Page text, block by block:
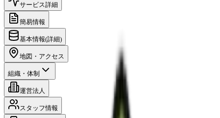
サービス詳細
簡易情報
基本情報(詳細)
地図・アクセス
組織・体制
運営法人
スタッフ情報